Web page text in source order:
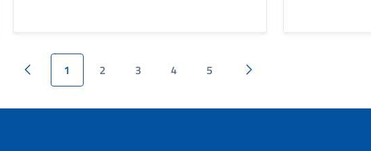
Pagina precedente
1 2 3 4 5 Pagina successiva